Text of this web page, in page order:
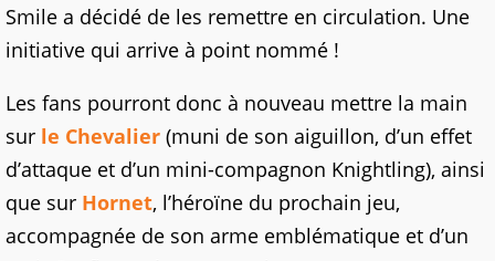
Smile a décidé de les remettre en circulation. Une
initiative qui arrive à point nommé !
Les fans pourront donc à nouveau mettre la main
sur le Chevalier (muni de son aiguillon, d’un effet
d’attaque et d’un mini-compagnon Knightling), ainsi
que sur Hornet, l’héroïne du prochain jeu,
accompagnée de son arme emblématique et d’un